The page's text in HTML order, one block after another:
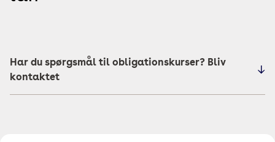
Har du spørgsmål til obligationskurser? Bliv
kontaktet